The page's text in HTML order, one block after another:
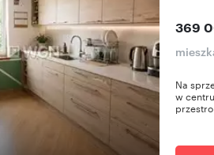
369
Na
w